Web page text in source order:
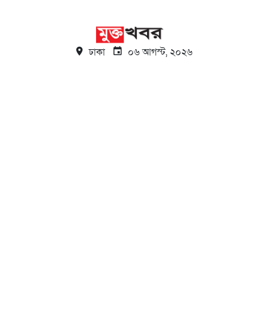
ঢাকা ০৬ আগস্ট, ২০২৬